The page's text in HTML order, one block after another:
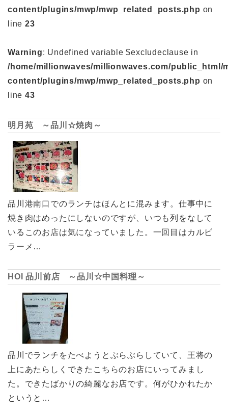
content/plugins/mwp/mwp_related_posts.php on
line 23
Warning: Undefined variable $excludeclause in
/home/millionwaves/millionwaves.com/public_html/
content/plugins/mwp/mwp_related_posts.php on
line 43
明月苑 ～品川☆焼肉～
品川港南口でのランチはほんとに混みます。仕事中に
焼き肉はめったにしないのですが、いつも列をなして
いるこのお店は気になっていました。一回目はカルビ
ラーメ…
HOI 品川前店 ～品川☆中国料理～
品川でランチをたべようとぶらぶらしていて、王将の
上にあたらしくできたこちらのお店にいってみまし
た。できたばかりの綺麗なお店です。何がひかれたか
というと…